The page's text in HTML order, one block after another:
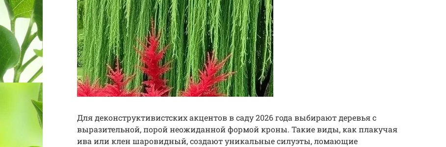
Для деконструктивистских акцентов в саду 2026 года выбирают деревья с
выразительной, порой неожиданной формой кроны. Такие виды, как плакучая
ива или клен шаровидный, создают уникальные силуэты, ломающие